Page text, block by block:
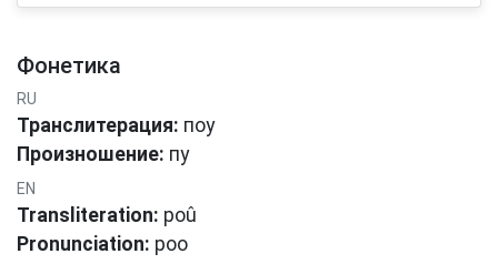
Фонетика
RU
Транслитерация: поу
Произношение: пу
EN
Transliteration: poû
Pronunciation: poo